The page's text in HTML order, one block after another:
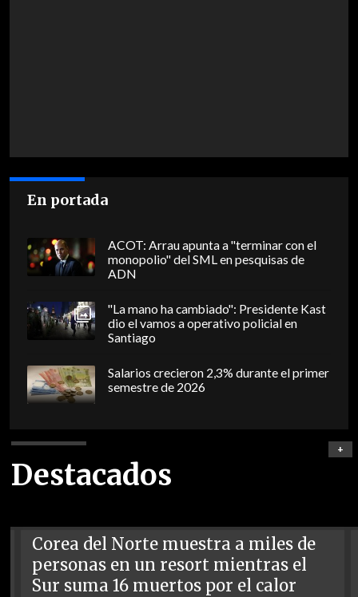
En portada
ACOT: Arrau apunta a "terminar con el
monopolio" del SML en pesquisas de
ADN
"La mano ha cambiado": Presidente Kast
dio el vamos a operativo policial en
Santiago
Salarios crecieron 2,3% durante el primer
semestre de 2026
Destacados
+
Corea del Norte muestra a miles de
personas en un resort mientras el
Sur suma 16 muertos por el calor